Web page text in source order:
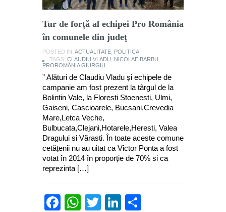
Tur de forță al echipei Pro România
în comunele din judeţ
POSTED IN: ACTUALITATE POLITICA
TAGS: CLAUDIU VLADU NICOLAE BARBU
PROROMÂNIA GIURGIU
” Alături de Claudiu Vladu și echipele de
campanie am fost prezent la târgul de la
Bolintin Vale, la Floresti Stoenesti, Ulmi,
Gaiseni, Cascioarele, Bucsani,Crevedia
Mare,Letca Veche,
Bulbucata,Clejani,Hotarele,Heresti, Valea
Dragului si Vărasti. În toate aceste comune
cetățenii nu au uitat ca Victor Ponta a fost
votat în 2014 în proporție de 70% si ca
reprezinta […]
Facebook
WhatsApp
TwitterLinkedIn